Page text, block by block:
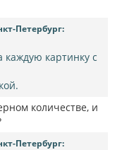
Петербург:
картинку с
количестве, и
Петербург: